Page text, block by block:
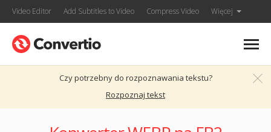
Video Editor Add Subtitles to Video Compress Video Więcej
Czy potrzebny do rozpoznawania tekstu?
Rozpoznaj tekst